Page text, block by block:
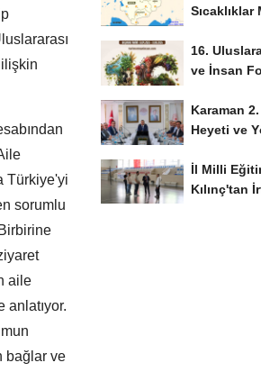
Türkiye'yi
sorumlu
aile
anlatıyor.
bağlar ve
Sıcaklıklar
Seyredecek
16.
ve İnsan
Karaman
Heyeti ve
İl Milli
Kılınç'tan